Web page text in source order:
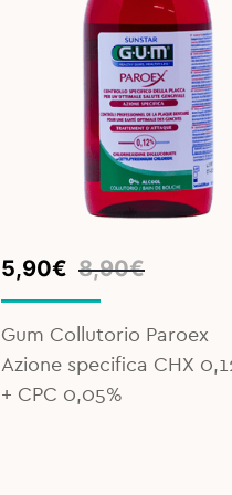
8,90€
Original
price
8,90€.
5,90€
Current
price
5,90€.
Gum Collutorio Paroex
Azione specifica CHX
+ CPC 0,05%